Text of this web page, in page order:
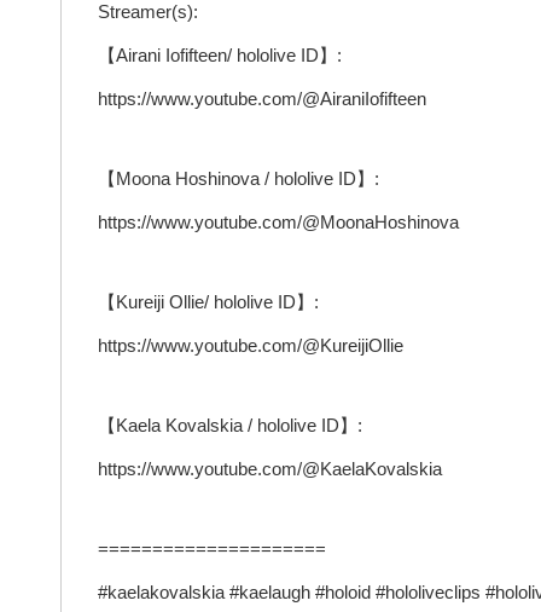
Streamer(s):
【Airani Iofifteen/ hololive ID】:
https://www.youtube.com/@AiraniIofifteen
【Moona Hoshinova / hololive ID】:
https://www.youtube.com/@MoonaHoshinova
【Kureiji Ollie/ hololive ID】:
https://www.youtube.com/@KureijiOllie
【Kaela Kovalskia / hololive ID】:
https://www.youtube.com/@KaelaKovalskia
=====================
#kaelakovalskia #kaelaugh #holoid #hololiveclips